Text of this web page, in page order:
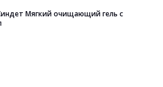
Мягкий очищающий гель с